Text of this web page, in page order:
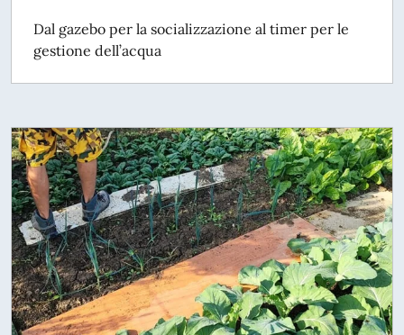
Dal gazebo per la socializzazione al timer per le
gestione dell’acqua